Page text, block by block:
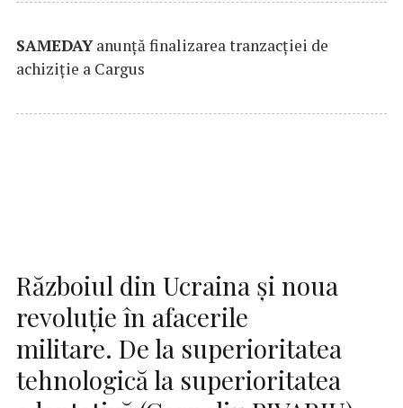
SAMEDAYanunță finalizarea tranzacției de
achiziție a Cargus
Războiul din Ucraina și noua
revoluție în afacerile
militare. De la superioritatea
tehnologică la superioritatea